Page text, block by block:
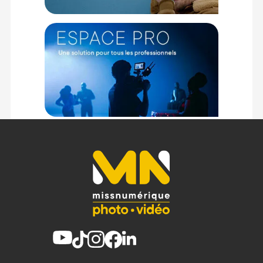
GÉNÉRAL
Type : Lampe LED RGBCW
Marque : SmallRig
Température couleur : 2500-10000K
Charge : PD rapide (65W, 2h)
Dimensions : 119,3 x 89,9 x 97,4 mm
FONCTIONNALITÉS
Réglage : G/M
Éclairage : 12 effets d'éclairage
Contrôle : Via application
Compatibilité : Accessoires Bowens
Adaptateur secteur
Powerbank